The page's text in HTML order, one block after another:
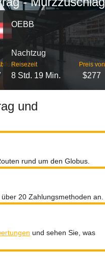
OEBB
Nachtzug
Reisezeit
8 Std. 19 Min.
Preis von
$277
und
rund um den Globus.
20 Zahlungsmethoden an.
und sehen Sie, was